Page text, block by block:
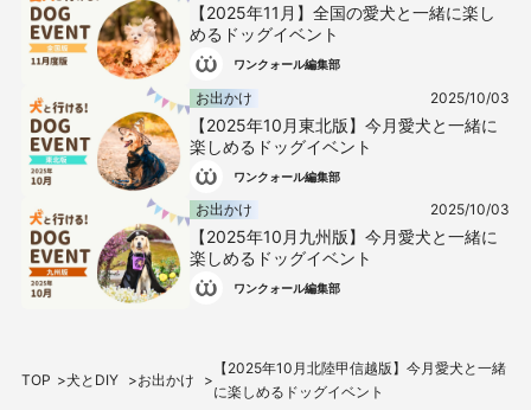
【2025年11月】全国の愛犬と一緒に楽し
めるドッグイベント
ワンクォール編集部
お出かけ 2025/10/03
【2025年10月東北版】今月愛犬と一緒に
楽しめるドッグイベント
ワンクォール編集部
お出かけ 2025/10/03
【2025年10月九州版】今月愛犬と一緒に
楽しめるドッグイベント
ワンクォール編集部
TOP 犬とDIY お出かけ
【2025年10月北陸甲信越版】今月愛犬と一緒
に楽しめるドッグイベント